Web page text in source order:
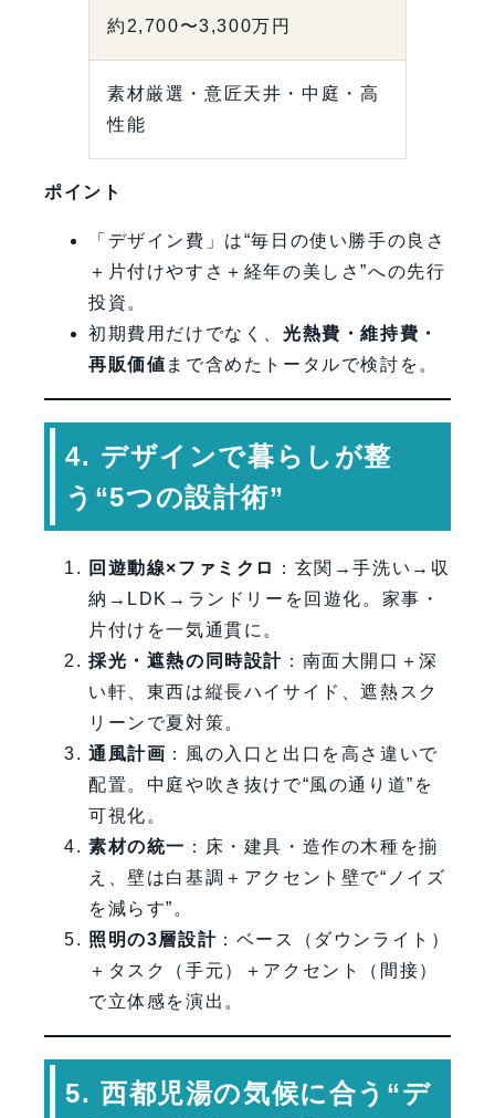
約2,700〜3,300万円
素材厳選・意匠天井・中庭・高
性能
ポイント
「デザイン費」は“毎日の使い勝手の良さ
＋片付けやすさ＋経年の美しさ”への先行
投資。
初期費用だけでなく、 光熱費・維持費・
再販価値 まで含めたトータルで検討を。
4. デザインで暮らしが整
う“5つの設計術”
回遊動線×ファミクロ
：玄関→手洗い→収
納→LDK→ランドリーを回遊化。家事・
片付けを一気通貫に。
採光・遮熱の同時設計 ：南面大開口＋深
い軒、東西は縦長ハイサイド、遮熱スク
リーンで夏対策。
通風計画 ：風の入口と出口を高さ違いで
配置。中庭や吹き抜けで“風の通り道”を
可視化。
素材の統一 ：床・建具・造作の木種を揃
え、壁は白基調＋アクセント壁で“ノイズ
を減らす”。
照明の3層設計 ：ベース（ダウンライト）
＋タスク（手元）＋アクセント（間接）
で立体感を演出。
5. 西都児湯の気候に合う“デ